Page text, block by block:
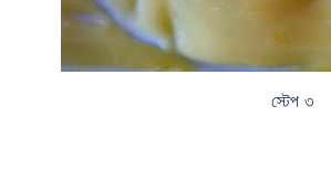
স্টেপ ৩